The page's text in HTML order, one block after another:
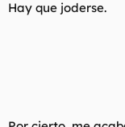
Hay que joderse.